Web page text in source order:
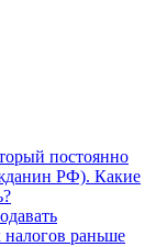
постоянно
РФ). Какие
раньше